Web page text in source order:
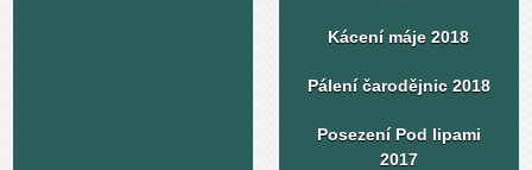
Kácení máje 2018
Pálení čarodějnic 2018
Posezení Pod lipami
2017